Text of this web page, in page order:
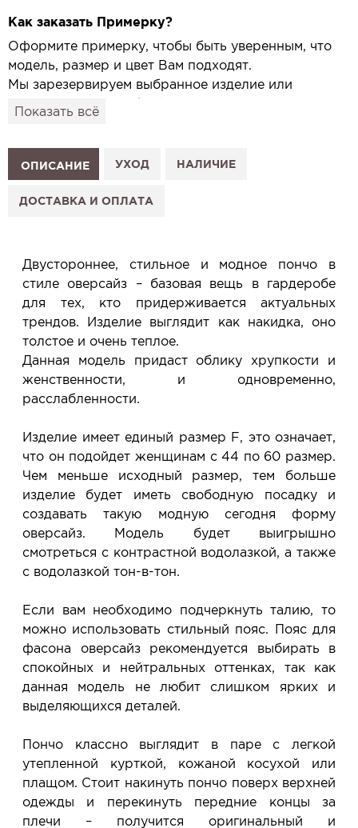
Как заказать Примерку?
Оформите примерку, чтобы быть уверенным, что
модель, размер и цвет Вам подходят.
Мы зарезервируем выбранное изделие или
привезём его в удобный для вас салон и
1. Выберите изделие на сайте.
2. Нажмите «Заказать примерку» и выберите салон.
3. Заполните форму и отправьте заявку.
Услуга бесплатная и ни к чему не обязывает: Вы
примеряете в салоне и уже на месте решаете,
покупать или нет.
Планируйте визит в удобное для Вас время -
резерв действует 5 дней.
Показать всё
ОПИСАНИЕ УХОД НАЛИЧИЕ
ДОСТАВКА И ОПЛАТА
Двустороннее, стильное и модное пончо в
стиле оверсайз – базовая вещь в гардеробе
для тех, кто придерживается актуальных
трендов. Изделие выглядит как накидка, оно
толстое и очень теплое.
Данная модель придаст облику хрупкости и
женственности, и одновременно,
расслабленности.
Изделие имеет единый размер F, это означает,
что он подойдет женщинам с 44 по 60 размер.
Чем меньше исходный размер, тем больше
изделие будет иметь свободную посадку и
создавать такую модную сегодня форму
оверсайз. Модель будет выигрышно
смотреться с контрастной водолазкой, а также
с водолазкой тон-в-тон.
Если вам необходимо подчеркнуть талию, то
можно использовать стильный пояс. Пояс для
фасона оверсайз рекомендуется выбирать в
спокойных и нейтральных оттенках, так как
данная модель не любит слишком ярких и
выделяющихся деталей.
Пончо классно выглядит в паре с легкой
утепленной курткой, кожаной косухой или
плащом. Стоит накинуть пончо поверх верхней
одежды и перекинуть передние концы за
плечи – получится оригинальный и